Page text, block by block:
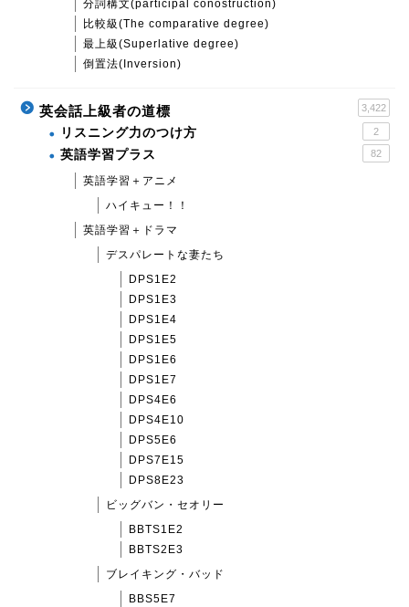
分詞構文(participal conostruction)
比較級(The comparative degree)
最上級(Superlative degree)
倒置法(Inversion)
英会話上級者の道標 3,422
リスニング力のつけ方 2
英語学習プラス 82
英語学習＋アニメ
ハイキュー！！
英語学習＋ドラマ
デスパレートな妻たち
DPS1E2
DPS1E3
DPS1E4
DPS1E5
DPS1E6
DPS1E7
DPS4E6
DPS4E10
DPS5E6
DPS7E15
DPS8E23
ビッグバン・セオリー
BBTS1E2
BBTS2E3
ブレイキング・バッド
BBS5E7